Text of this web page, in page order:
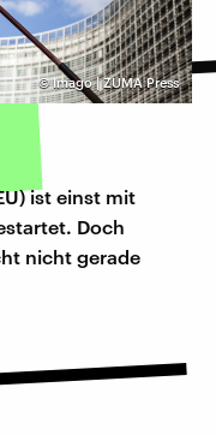
©Imago | ZUMA Press
ist einst mit
Doch
nicht gerade